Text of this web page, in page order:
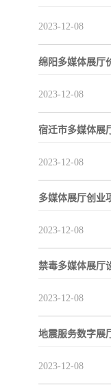
2023-12-08
绵阳多媒体展厅
2023-12-08
宿迁市多媒体展
2023-12-08
多媒体展厅创业
2023-12-08
禁毒多媒体展厅
2023-12-08
地震服务数字展
2023-12-08